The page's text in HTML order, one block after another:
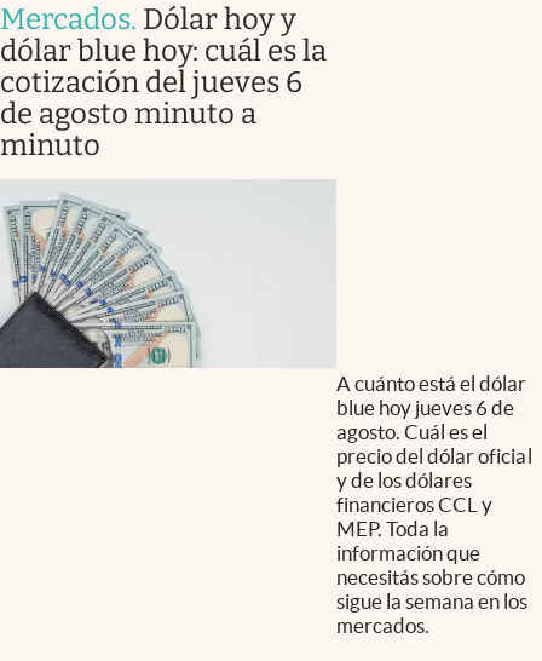
Mercados. Dólar hoy y
dólar blue hoy: cuál es la
cotización del jueves 6
de agosto minuto a
minuto
A cuánto está el dólar
blue hoy jueves 6 de
agosto. Cuál es el
precio del dólar oficial
y de los dólares
financieros CCL y
MEP. Toda la
información que
necesitás sobre cómo
sigue la semana en los
mercados.